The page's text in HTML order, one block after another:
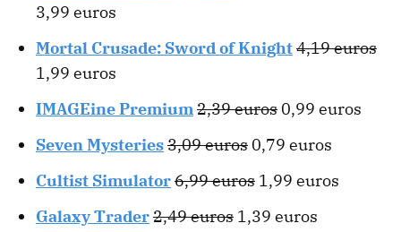
3,99 euros
Mortal Crusade: Sword of Knight4,19 euros
1,99 euros
IMAGEine Premium2,39 euros 0,99 euros
Seven Mysteries3,09 euros 0,79 euros
Cultist Simulator6,99 euros 1,99 euros
Galaxy Trader2,49 euros 1,39 euros